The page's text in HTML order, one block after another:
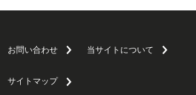
お問い合わせ 当サイトについて
サイトマップ